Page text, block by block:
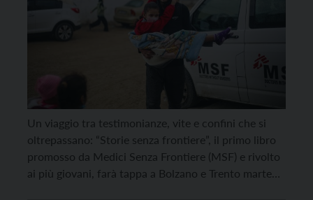
Un viaggio tra testimonianze, vite e confini che si
oltrepassano: “Storie senza frontiere”, il primo libro
promosso da Medici Senza Frontiere (MSF) e rivolto
ai più giovani, farà tappa a Bolzano e Trento martedì